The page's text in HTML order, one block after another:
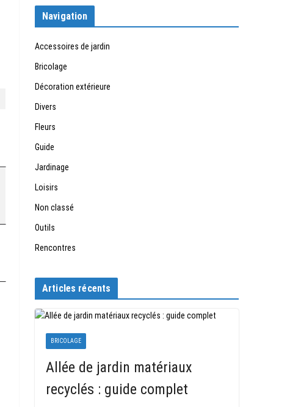
Navigation
Accessoires de jardin
Bricolage
Décoration extérieure
Divers
Fleurs
Guide
Jardinage
Loisirs
Non classé
Outils
Rencontres
Articles récents
BRICOLAGE
Allée de jardin matériaux
recyclés : guide complet